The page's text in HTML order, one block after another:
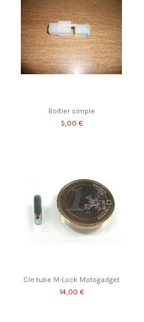
Boitier simple
5,00 €
Cle tube M-Lock Motogadget
14,00 €